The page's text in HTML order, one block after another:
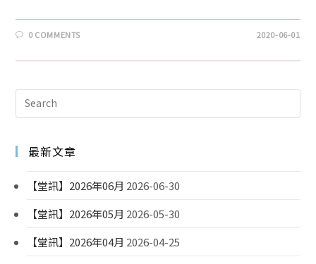
0 COMMENTS 2020-06-01
最新文章
【堂訊】2026年06月 2026-06-30
【堂訊】2026年05月 2026-05-30
【堂訊】2026年04月 2026-04-25